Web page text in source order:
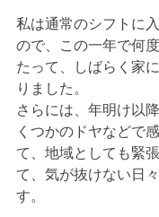
私は通常のシフトに
ので、この一年で何
たって、しばらく家
りました。
さらには、年明け以
くつかのドヤなどで
て、地域としても緊
て、気が抜けない日
す。